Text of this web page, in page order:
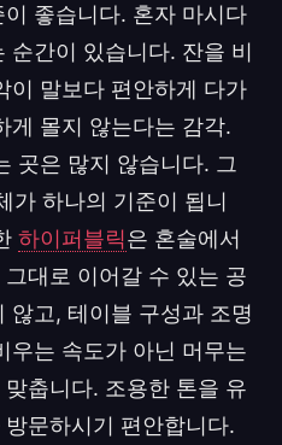
좋습니다. 혼자 마시다
순간이 있습니다. 잔을 비
이 말보다 편안하게 다가
게 몰지 않는다는 감각.
곳은 많지 않습니다. 그
가 하나의 기준이 됩니
하이퍼블릭은 혼술에서
대로 이어갈 수 있는 공
않고, 테이블 구성과 조명
우는 속도가 아닌 머무는
춥니다. 조용한 톤을 유
문하시기 편안합니다.